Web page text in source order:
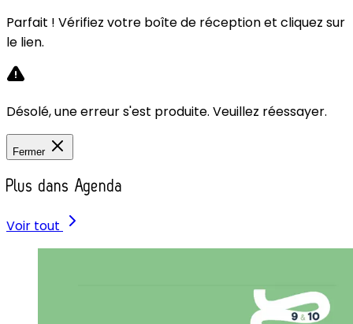
Parfait ! Vérifiez votre boîte de réception et cliquez sur
le lien.
Désolé, une erreur s'est produite. Veuillez réessayer.
Fermer
Plus dans Agenda
Voir tout